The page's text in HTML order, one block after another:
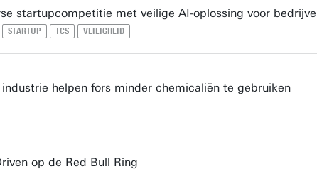
startupcompetitie met veilige AI-oplossing voor
STARTUP TCS VEILIGHEID
helpen fors minder chemicaliën te gebruiken
op de Red Bull Ring